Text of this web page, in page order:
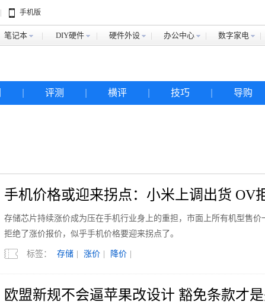
手机版
笔记本 DIY硬件 硬件外设 办公中心 数字家电
评测 横评 技巧 导购
手机价格或迎来拐点：小米上调出货 OV
存储芯片持续涨价成为压在手机行业身上的重担，市面上所有机型售
拒绝了涨价报价，似乎手机价格要迎来拐点了。
标签： 存储 涨价 降价
欧盟新规不会逼苹果改设计 豁免条款才